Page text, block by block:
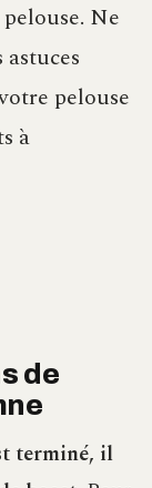
Ne
pelouse
à
de
terminé, il